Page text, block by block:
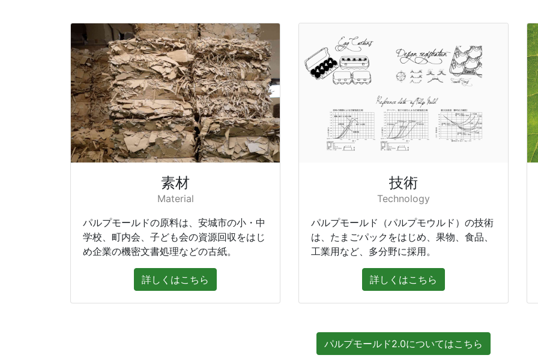
素材
Material
パルプモールドの原料は、安城市の小・中
学校、町内会、子ども会の資源回収をはじ
め企業の機密文書処理などの古紙。
詳しくはこちら
技術
Technology
パルプモールド（パルプモウルド）の技術
は、たまごパックをはじめ、果物、食品、
工業用など、多分野に採用。
詳しくはこちら
パルプモールド2.0についてはこちら